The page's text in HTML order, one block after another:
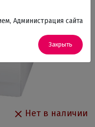
Нет в наличии
Администрация сайта
Закрыть